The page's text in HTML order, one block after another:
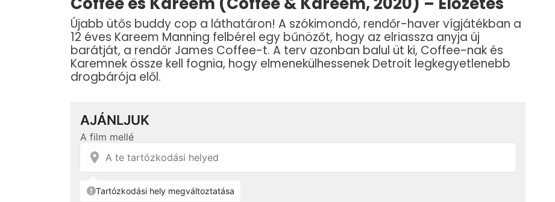
Újabb ütős buddy cop a láthatáron! A szókimondó, rendőr-haver vígjátékban a
12 éves Kareem Manning felbérel egy bűnözőt, hogy az elriassza anyja új
barátját, a rendőr James Coffee-t. A terv azonban balul üt ki, Coffee-nak és
Karemnek össze kell fognia, hogy elmenekülhessenek Detroit legkegyetlenebb
drogbárója elől.